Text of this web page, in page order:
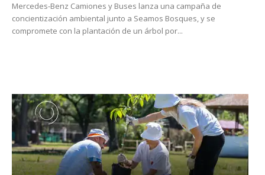
Mercedes-Benz Camiones y Buses lanza una campaña de
concientización ambiental junto a Seamos Bosques, y se
compromete con la plantación de un árbol por...